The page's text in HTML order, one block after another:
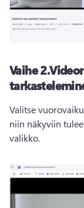
Vaihe 2.
Valitse
niin näkyviin
valikko.